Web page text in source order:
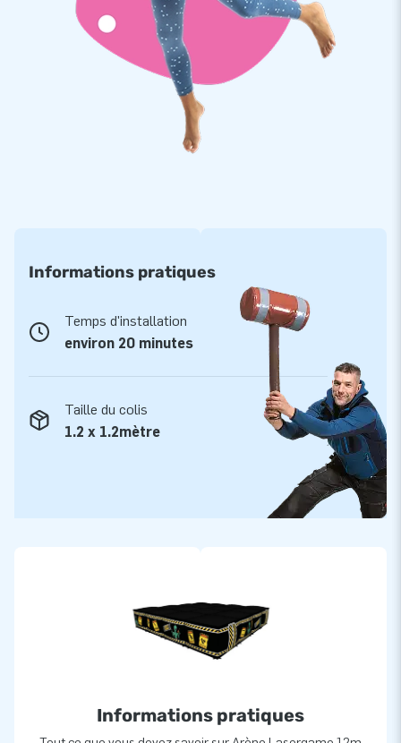
jeux gonflable ou un autre château gonflable ? Vous avez
besoin d'une livraison immédiate ou préférez-vous une
conception sur mesure ? Quels que soient vos souhaits, vous
êtes sûr de trouver ce qu'il vous faut chez nous !
Informations pratiques
Temps d'installation
environ 20 minutes
Taille du colis
1.2 x 1.2mètre
Informations pratiques